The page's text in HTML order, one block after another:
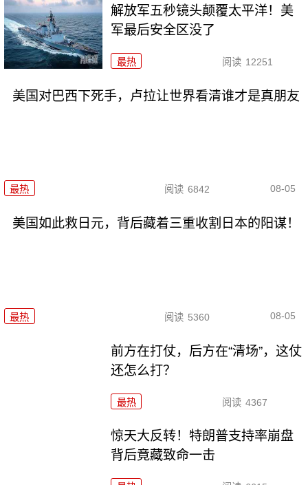
解放军五秒镜头颠覆太平洋！美
军最后安全区没了
最热 阅读 12251
美国对巴西下死手，卢拉让世界看清谁才是真朋友
最热 阅读 6842 08-05
美国如此救日元，背后藏着三重收割日本的阳谋！
最热 阅读 5360 08-05
前方在打仗，后方在“清场”，这仗
还怎么打？
最热 阅读 4367
惊天大反转！特朗普支持率崩盘
背后竟藏致命一击